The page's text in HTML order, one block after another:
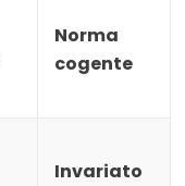
Norma
cogente
Invariato